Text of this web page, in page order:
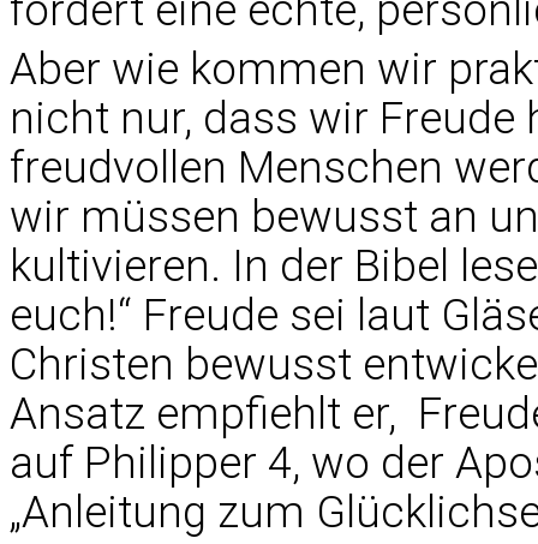
Aber wie kommen wir
nicht nur, dass wir
freudvollen Menschen
wir müssen bewusst an
kultivieren. In der Bibel
euch!“ Freude sei laut
Christen bewusst
Ansatz empfiehlt er,
auf Philipper 4, wo der
„Anleitung zum